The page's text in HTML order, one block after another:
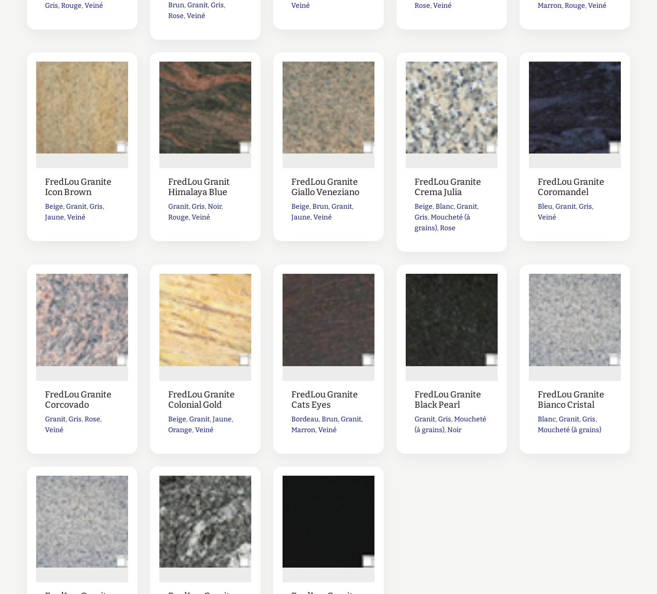
Gris,Rouge,Veiné Brun,Granit,Gris,
Rose,Veiné
Veiné
Rose,Veiné
Marron,Rouge,Veiné
FredLou Granite
Icon Brown
Beige,Granit,Gris,
Jaune,Veiné
FredLou Granit
Himalaya Blue
Granit,Gris,Noir,
Rouge,Veiné
FredLou Granite
Giallo Veneziano
Beige,Brun,Granit,
Jaune,Veiné
FredLou Granite
Crema Julia
Beige,Blanc,Granit,
Gris,Moucheté (à
grains),Rose
FredLou Granite
Coromandel
Bleu,Granit,Gris,
Veiné
FredLou Granite
Corcovado
Granit,Gris,Rose,
Veiné
FredLou Granite
Colonial Gold
Beige,Granit,Jaune,
Orange,Veiné
FredLou Granite
Cats Eyes
Bordeau,Brun,Granit,
Marron,Veiné
FredLou Granite
Black Pearl
Granit,Gris,Moucheté
(à grains),Noir
FredLou Granite
Bianco Cristal
Blanc,Granit,Gris,
Moucheté (à grains)